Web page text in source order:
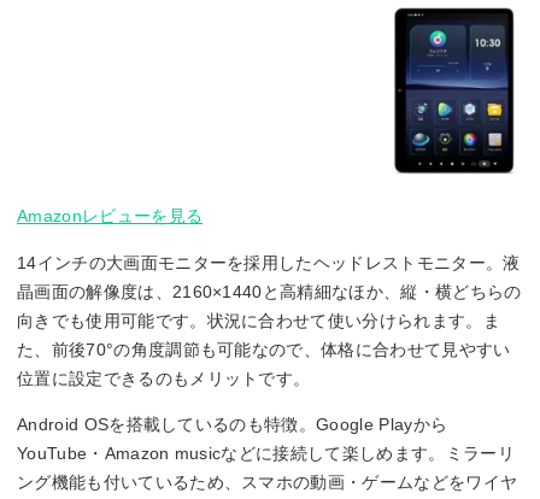
Amazonレビューを見る
14インチの大画面モニターを採用したヘッドレストモニター。液
晶画面の解像度は、2160×1440と高精細なほか、縦・横どちらの
向きでも使用可能です。状況に合わせて使い分けられます。ま
た、前後70°の角度調節も可能なので、体格に合わせて見やすい
位置に設定できるのもメリットです。
Android OSを搭載しているのも特徴。Google Playから
YouTube・Amazon musicなどに接続して楽しめます。ミラーリ
ング機能も付いているため、スマホの動画・ゲームなどをワイヤ